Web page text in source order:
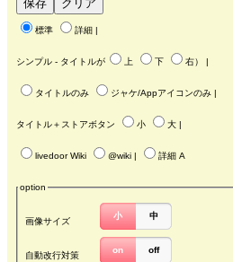
標準 詳細
シンプル - タイトルが 上 下 右） |
タイトルのみ ジャケ/Appアイコンのみ
タイトル＋ストアボタン 小 大
livedoor Wiki @wiki 詳細 A
option
画像サイズ
小 中
自動改行対策
on off